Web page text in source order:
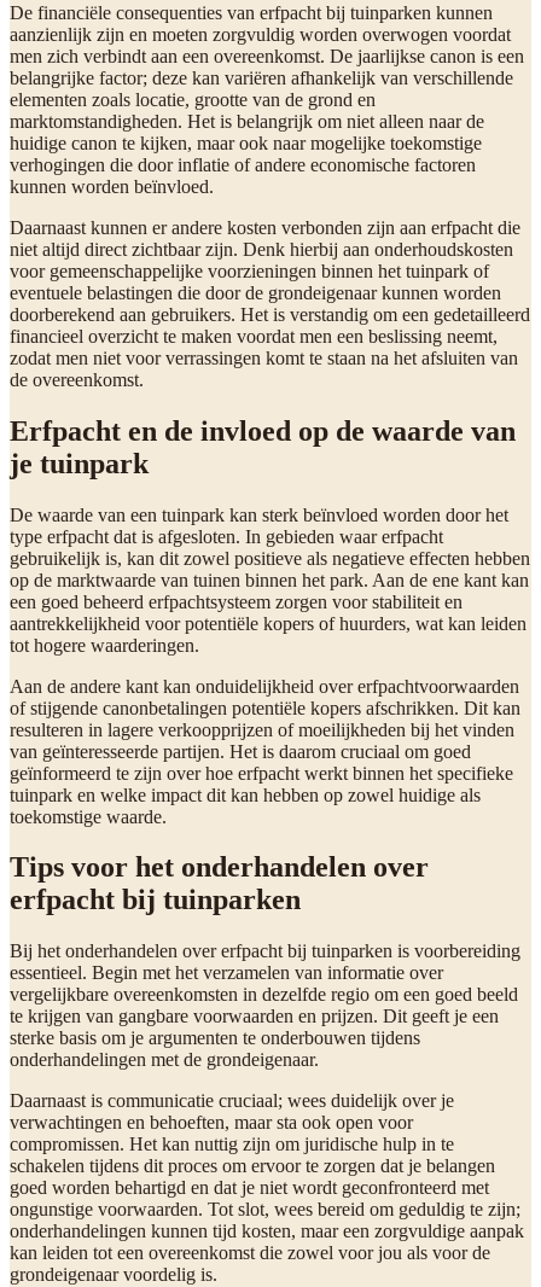
De financiële consequenties van erfpacht bij tuinparken kunnen
aanzienlijk zijn en moeten zorgvuldig worden overwogen voordat
men zich verbindt aan een overeenkomst. De jaarlijkse canon is een
belangrijke factor; deze kan variëren afhankelijk van verschillende
elementen zoals locatie, grootte van de grond en
marktomstandigheden. Het is belangrijk om niet alleen naar de
huidige canon te kijken, maar ook naar mogelijke toekomstige
verhogingen die door inflatie of andere economische factoren
kunnen worden beïnvloed.
Daarnaast kunnen er andere kosten verbonden zijn aan erfpacht die
niet altijd direct zichtbaar zijn. Denk hierbij aan onderhoudskosten
voor gemeenschappelijke voorzieningen binnen het tuinpark of
eventuele belastingen die door de grondeigenaar kunnen worden
doorberekend aan gebruikers. Het is verstandig om een gedetailleerd
financieel overzicht te maken voordat men een beslissing neemt,
zodat men niet voor verrassingen komt te staan na het afsluiten van
de overeenkomst.
Erfpacht en de invloed op de waarde van
je tuinpark
De waarde van een tuinpark kan sterk beïnvloed worden door het
type erfpacht dat is afgesloten. In gebieden waar erfpacht
gebruikelijk is, kan dit zowel positieve als negatieve effecten hebben
op de marktwaarde van tuinen binnen het park. Aan de ene kant kan
een goed beheerd erfpachtsysteem zorgen voor stabiliteit en
aantrekkelijkheid voor potentiële kopers of huurders, wat kan leiden
tot hogere waarderingen.
Aan de andere kant kan onduidelijkheid over erfpachtvoorwaarden
of stijgende canonbetalingen potentiële kopers afschrikken. Dit kan
resulteren in lagere verkoopprijzen of moeilijkheden bij het vinden
van geïnteresseerde partijen. Het is daarom cruciaal om goed
geïnformeerd te zijn over hoe erfpacht werkt binnen het specifieke
tuinpark en welke impact dit kan hebben op zowel huidige als
toekomstige waarde.
Tips voor het onderhandelen over
erfpacht bij tuinparken
Bij het onderhandelen over erfpacht bij tuinparken is voorbereiding
essentieel. Begin met het verzamelen van informatie over
vergelijkbare overeenkomsten in dezelfde regio om een goed beeld
te krijgen van gangbare voorwaarden en prijzen. Dit geeft je een
sterke basis om je argumenten te onderbouwen tijdens
onderhandelingen met de grondeigenaar.
Daarnaast is communicatie cruciaal; wees duidelijk over je
verwachtingen en behoeften, maar sta ook open voor
compromissen. Het kan nuttig zijn om juridische hulp in te
schakelen tijdens dit proces om ervoor te zorgen dat je belangen
goed worden behartigd en dat je niet wordt geconfronteerd met
ongunstige voorwaarden. Tot slot, wees bereid om geduldig te zijn;
onderhandelingen kunnen tijd kosten, maar een zorgvuldige aanpak
kan leiden tot een overeenkomst die zowel voor jou als voor de
grondeigenaar voordelig is.